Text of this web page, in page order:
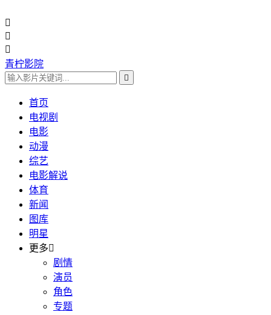



青柠影院

首页
电视剧
电影
动漫
综艺
电影解说
体育
新闻
图库
明星
更多
剧情
演员
角色
专题